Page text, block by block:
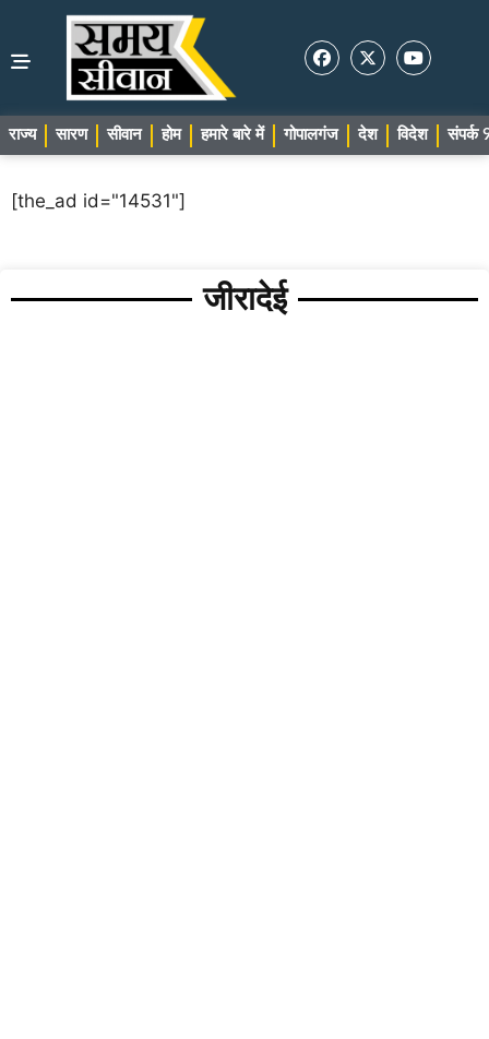
राज्य सारण सीवान होम हमारे बारे में गोपालगंज देश विदेश संपर्क
[the_ad id="14531"]
जीरादेई